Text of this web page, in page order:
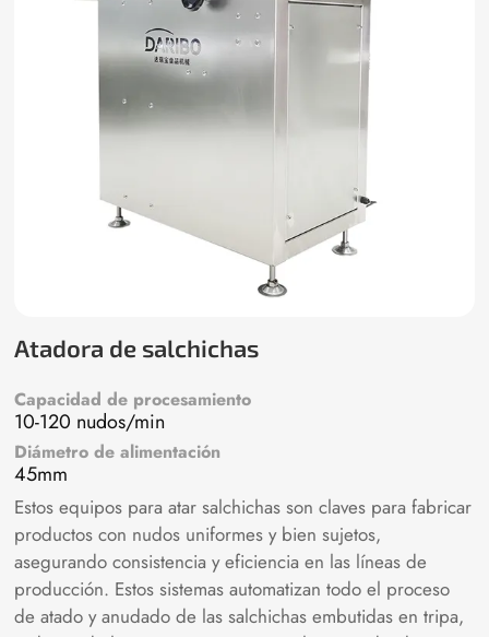
Atadora de salchichas
Capacidad de procesamiento
10-120 nudos/min
Diámetro de alimentación
45mm
Estos equipos para atar salchichas son claves para fabricar
productos con nudos uniformes y bien sujetos,
asegurando consistencia y eficiencia en las líneas de
producción. Estos sistemas automatizan todo el proceso
de atado y anudado de las salchichas embutidas en tripa,